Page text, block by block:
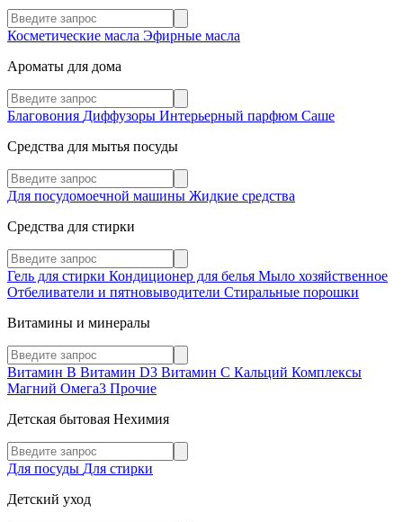
Косметические масла Эфирные масла
Ароматы для дома
Благовония Диффузоры Интерьерный парфюм Саше
Средства для мытья посуды
Для посудомоечной машины Жидкие средства
Средства для стирки
Гель для стирки Кондиционер для белья Мыло хозяйственное
Отбеливатели и пятновыводители Стиральные порошки
Витамины и минералы
Витамин В Витамин D3 Витамин С Кальций Комплексы
Магний Омега3 Прочие
Детская бытовая Нехимия
Для посуды Для стирки
Детский уход